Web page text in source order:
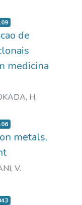
de
medicina
H.
metals,
V.